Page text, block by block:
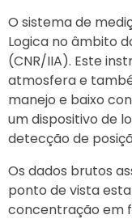
O sistema de
Logica no âmbito
(CNR/IIA). Este
atmosfera e
manejo e baixo
um dispositivo de
detecção de
Os dados brutos
ponto de vista
concentração em